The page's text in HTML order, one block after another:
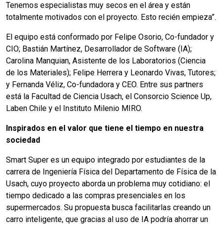
Tenemos especialistas muy secos en el área y están
totalmente motivados con el proyecto. Esto recién empieza”.
El equipo está conformado por Felipe Osorio, Co-fundador y
CIO; Bastián Martínez, Desarrollador de Software (IA);
Carolina Manquian, Asistente de los Laboratorios (Ciencia
de los Materiales); Felipe Herrera y Leonardo Vivas, Tutores;
y Fernanda Véliz, Co-fundadora y CEO. Entre sus partners
está la Facultad de Ciencia Usach, el Consorcio Science Up,
Laben Chile y el Instituto Milenio MIRO.
Inspirados en el valor que tiene el tiempo en nuestra
sociedad
Smart Super es un equipo integrado por estudiantes de la
carrera de Ingeniería Física del Departamento de Física de la
Usach, cuyo proyecto aborda un problema muy cotidiano: el
tiempo dedicado a las compras presenciales en los
supermercados. Su propuesta busca facilitarlas creando un
carro inteligente, que gracias al uso de IA podría ahorrar un